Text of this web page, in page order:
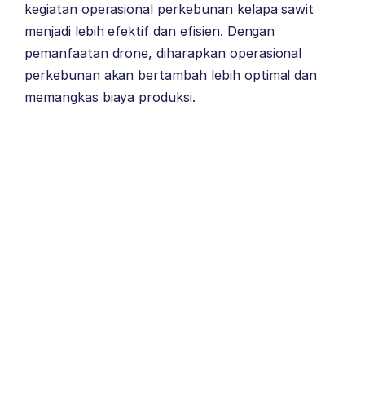
kegiatan operasional perkebunan kelapa sawit
menjadi lebih efektif dan efisien. Dengan
pemanfaatan drone, diharapkan operasional
perkebunan akan bertambah lebih optimal dan
memangkas biaya produksi.